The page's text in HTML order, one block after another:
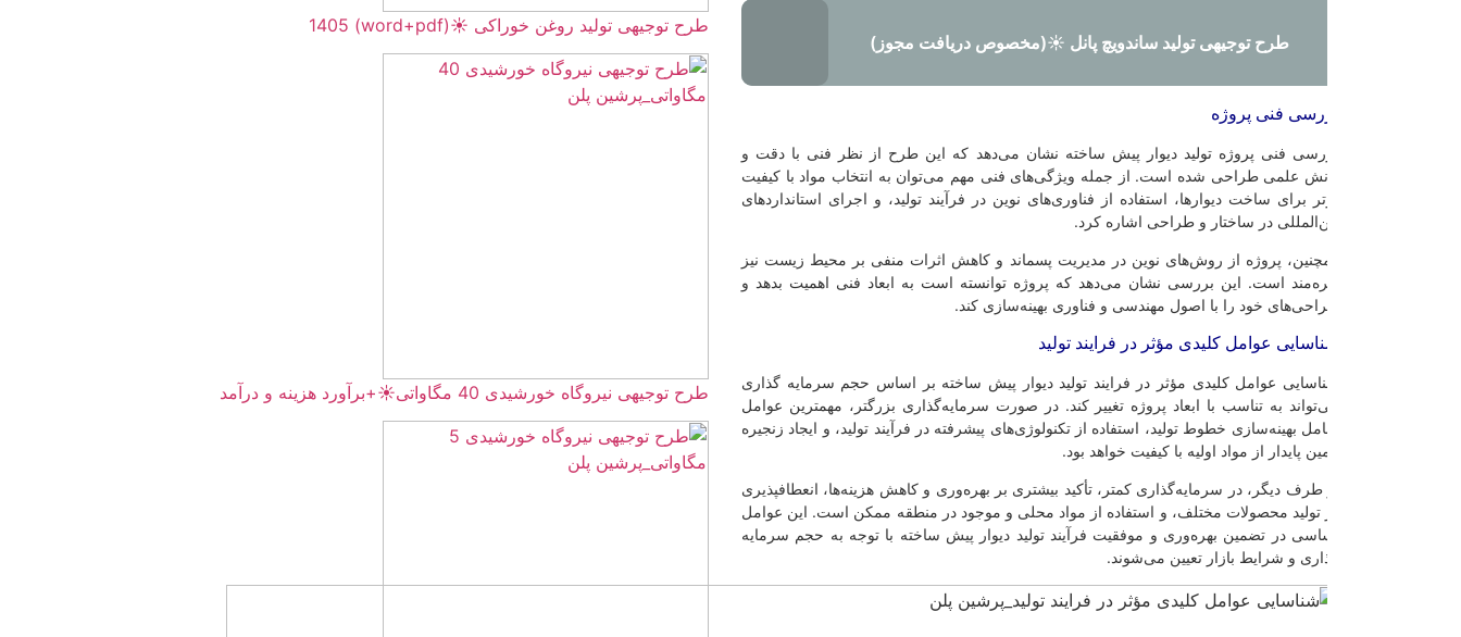
طرح توجیهی تولید ساندویچ پانل ☀️(مخصوص دریافت مجوز)
فنی پروژه تولید دیوار پیش ساخته نشان می‌دهد که این طرح از نظر فنی با دقت و
علمی طراحی شده است. از جمله ویژگی‌های فنی مهم می‌توان به انتخاب مواد با کیفیت
برای ساخت دیوارها، استفاده از فناوری‌های نوین در فرآیند تولید، و اجرای استانداردهای
در ساختار و طراحی اشاره کرد.
پروژه از روش‌های نوین در مدیریت پسماند و کاهش اثرات منفی بر محیط زیست نیز
است. این بررسی نشان می‌دهد که پروژه توانسته است به ابعاد فنی اهمیت بدهد و
خود را با اصول مهندسی و فناوری بهینه‌سازی کند.
عوامل کلیدی مؤثر در فرایند تولید
عوامل کلیدی مؤثر در فرایند تولید دیوار پیش ساخته بر اساس حجم سرمایه گذاری
به تناسب با ابعاد پروژه تغییر کند. در صورت سرمایه‌گذاری بزرگتر، مهمترین عوامل
بهینه‌سازی خطوط تولید، استفاده از تکنولوژی‌های پیشرفته در فرآیند تولید، و ایجاد زنجیره
پایدار از مواد اولیه با کیفیت خواهد بود.
طرف دیگر، در سرمایه‌گذاری کمتر، تأکید بیشتری بر بهره‌وری و کاهش هزینه‌ها، انعطافپذیری
تولید محصولات مختلف، و استفاده از مواد محلی و موجود در منطقه ممکن است. این عوامل
در تضمین بهره‌وری و موفقیت فرآیند تولید دیوار پیش ساخته با توجه به حجم سرمایه
و شرایط بازار تعیین می‌شوند.
طرح توجیهی تولید روغن خوراکی ☀️(word+pdf) 1405
طرح توجیهی نیروگاه خورشیدی 40 مگاواتی☀️+برآورد هزینه و درآمد